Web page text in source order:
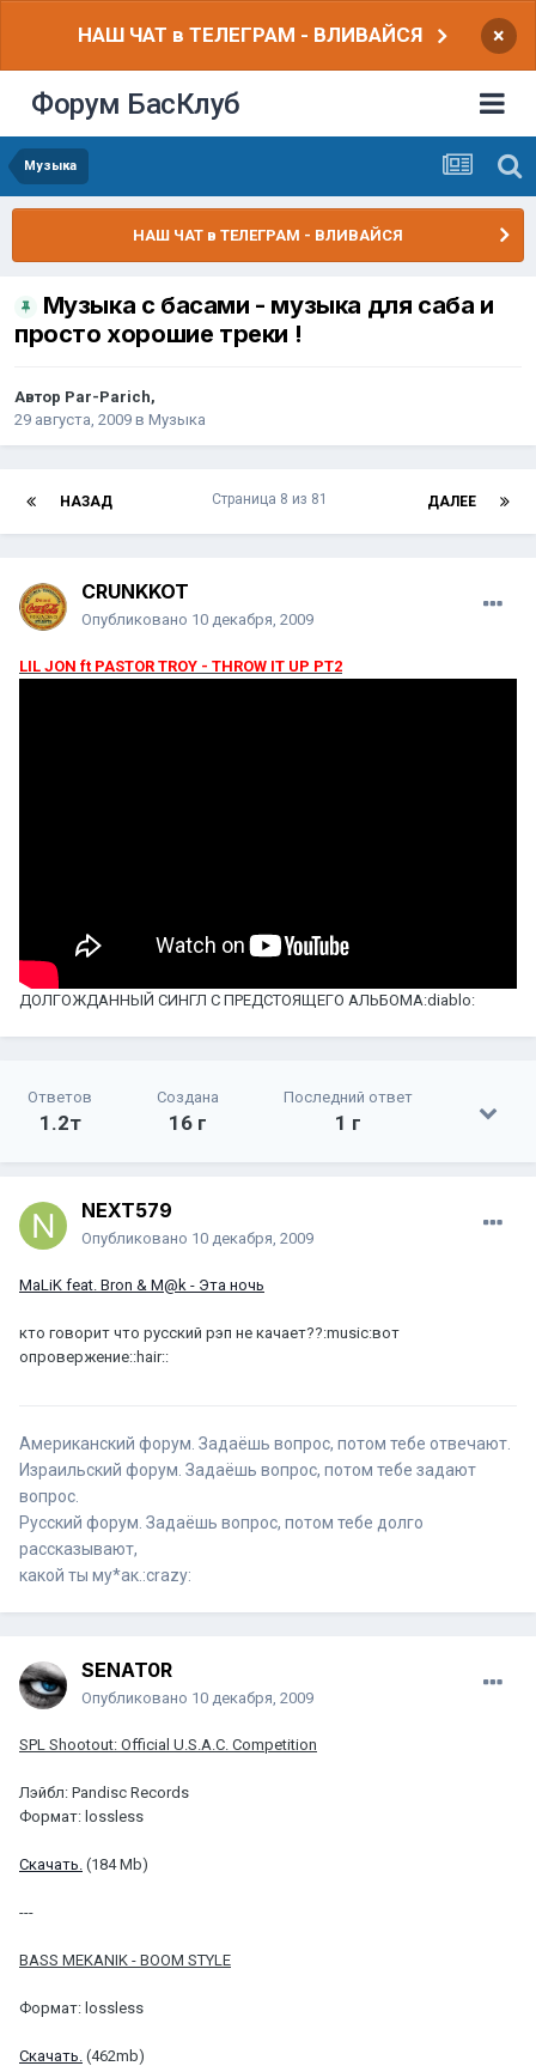
НАШ ЧАТ в ТЕЛЕГРАМ - ВЛИВАЙСЯ ×
Форум БасКлуб
Музыка
НАШ ЧАТ в ТЕЛЕГРАМ - ВЛИВАЙСЯ
Музыка с басами - музыка для саба и
просто хорошие треки !
Автор Par-Parich,
29 августа, 2009 в Музыка
НАЗАД ДАЛЕЕ
Страница 8 из 81
CRUNKKOT
Опубликовано 10 декабря, 2009
LIL JON ft PASTOR TROY - THROW IT UP PT2
ДОЛГОЖДАННЫЙ СИНГЛ С ПРЕДСТОЯЩЕГО АЛЬБОМА:diablo:
Ответов
1.2т
Создана
16 г
Последний ответ
1 г
NEXT579
Опубликовано 10 декабря, 2009
MaLiK feat. Bron & M@k - Эта ночь
кто говорит что русский рэп не качает??:music:вот
опровержение::hair::
Американский форум. Задаёшь вопрос, потом тебе отвечают.
Израильский форум. Задаёшь вопрос, потом тебе задают
вопрос.
Русский форум. Задаёшь вопрос, потом тебе долго
рассказывают,
какой ты му*ак.:crazy:
SENAT0R
Опубликовано 10 декабря, 2009
SPL Shootout: Official U.S.A.C. Competition
Лэйбл: Pandisc Records
Формат: lossless
Скачать. (184 Mb)
---
BASS MEKANIK - BOOM STYLE
Формат: lossless
Скачать. (462mb)